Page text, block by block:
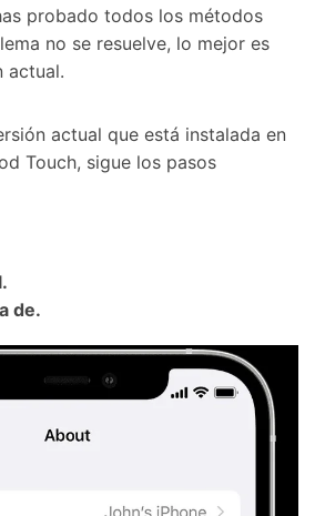
probado todos los métodos
no se resuelve, lo mejor es
actual.󠀲󠀩󠀠󠀥󠀦󠀩󠀧󠀢󠀳
actual que está instalada en
Touch, sigue los pasos
de.